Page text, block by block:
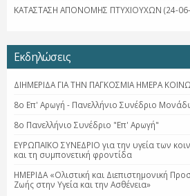
ΚΑΤΑΣΤΑΣΗ ΑΠΟΝΟΜΗΣ ΠΤΥΧΙΟΥΧΩΝ (24-
Εκδηλώσεις
ΔΙΗΜΕΡΙΔΑ ΓΙΑ ΤΗΝ ΠΑΓΚΟΣΜΙΑ ΗΜΕΡΑ
8ο Επ' Αρωγή - Πανελλήνιο Συνέδριο
8ο Πανελλήνιο Συνέδριο "Επ' Αρωγή"
ΕΥΡΩΠΑΪΚΟ ΣΥΝΕΔΡΙΟ για την υγεία των
και τη συμπονετική φροντίδα
ΗΜΕΡΙΔΑ «Ολιστική και Διεπιστημονική
Ζωής στην Υγεία και την Ασθένεια»